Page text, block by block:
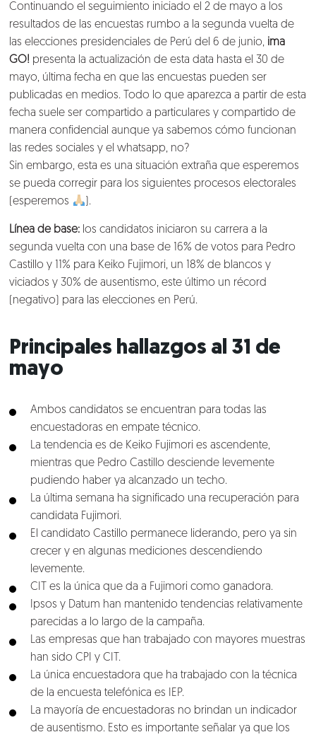
Continuando el seguimiento iniciado el 2 de mayo a los
resultados de las encuestas rumbo a la segunda vuelta de
las elecciones presidenciales de Perú del 6 de junio, ima
GO! presenta la actualización de esta data hasta el 30 de
mayo, última fecha en que las encuestas pueden ser
publicadas en medios. Todo lo que aparezca a partir de esta
fecha suele ser compartido a particulares y compartido de
manera confidencial aunque ya sabemos cómo funcionan
las redes sociales y el whatsapp, no?
Sin embargo, esta es una situación extraña que esperemos
se pueda corregir para los siguientes procesos electorales
(esperemos
).
Línea de base: los candidatos iniciaron su carrera a la
segunda vuelta con una base de 16% de votos para Pedro
Castillo y 11% para Keiko Fujimori, un 18% de blancos y
viciados y 30% de ausentismo, este último un récord
(negativo) para las elecciones en Perú.
Principales hallazgos al 31 de
mayo
Ambos candidatos se encuentran para todas las
encuestadoras en empate técnico.
La tendencia es de Keiko Fujimori es ascendente,
mientras que Pedro Castillo desciende levemente
pudiendo haber ya alcanzado un techo.
La última semana ha significado una recuperación para
candidata Fujimori.
El candidato Castillo permanece liderando, pero ya sin
crecer y en algunas mediciones descendiendo
levemente.
CIT es la única que da a Fujimori como ganadora.
Ipsos y Datum han mantenido tendencias relativamente
parecidas a lo largo de la campaña.
Las empresas que han trabajado con mayores muestras
han sido CPI y CIT.
La única encuestadora que ha trabajado con la técnica
de la encuesta telefónica es IEP.
La mayoría de encuestadoras no brindan un indicador
de ausentismo. Esto es importante señalar ya que los